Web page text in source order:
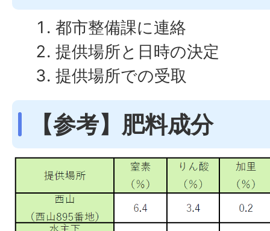
都市整備課に連絡
提供場所と日時の決定
提供場所での受取
【参考】肥料成分